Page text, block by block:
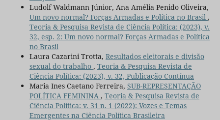
Ludolf Waldmann Júnior, Ana Amélia Penido Oliveira,
Um novo normal? Forças Armadas e Política no Brasil ,
Teoria & Pesquisa Revista de Ciência Política: (2023), v.
32, esp. 2: Um novo normal? Forças Armadas e Política
no Brasil
Laura Cazarini Trotta, Resultados eleitorais e divisão
sexual do trabalho , Teoria & Pesquisa Revista de
Ciência Política: (2023), v. 32, Publicação Contínua
Maria Ines Caetano Ferreira, SUB-REPRESENTAÇÃO
POLÍTICA FEMININA , Teoria & Pesquisa Revista de
Ciência Política: v. 31 n. 1 (2022): Vozes e Temas
Emergentes na Ciência Política Brasileira